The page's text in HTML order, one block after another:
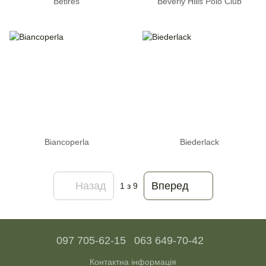
Biancoperla Biederlack
Назад 1з 9 Вперед
097 705-62-15 063 649-70-42
Контактна інформація